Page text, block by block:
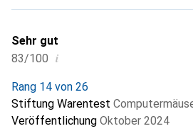
Sehr gut
83/100 i
Rang 14 von 26
Stiftung Warentest
Veröffentlichung Oktober 2024